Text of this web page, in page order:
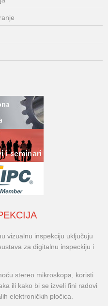
vizualnu inspekciju uključuju
za digitalnu inspeckiju i
stereo mikroskopa, koristi
ili kako bi se izveli fini radovi
elektroničkih pločica.